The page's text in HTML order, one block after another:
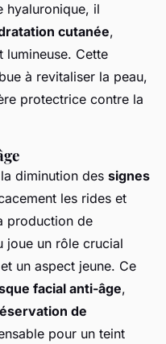
hyaluronique, il
cutanée,
lumineuse. Cette
à revitaliser la peau,
protectrice contre la
diminution des signes
les rides et
production de
joue un rôle crucial
un aspect jeune. Ce
facial anti-âge,
de
pour un teint